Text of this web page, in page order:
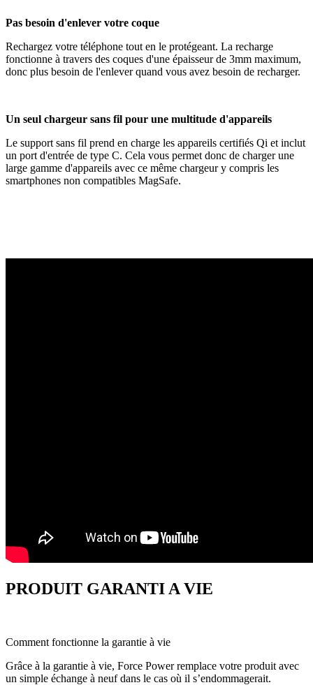
Pas besoin d'enlever votre coque
Rechargez votre téléphone tout en le protégeant. La recharge
fonctionne à travers des coques d'une épaisseur de 3mm maximum,
donc plus besoin de l'enlever quand vous avez besoin de recharger.
Un seul chargeur sans fil pour une multitude d'appareils
Le support sans fil prend en charge les appareils certifiés Qi et inclut
un port d'entrée de type C. Cela vous permet donc de charger une
large gamme d'appareils avec ce même chargeur y compris les
smartphones non compatibles MagSafe.
PRODUIT GARANTI A VIE
Comment fonctionne la garantie à vie
Grâce à la garantie à vie, Force Power remplace votre produit avec
un simple échange à neuf dans le cas où il s’endommagerait.